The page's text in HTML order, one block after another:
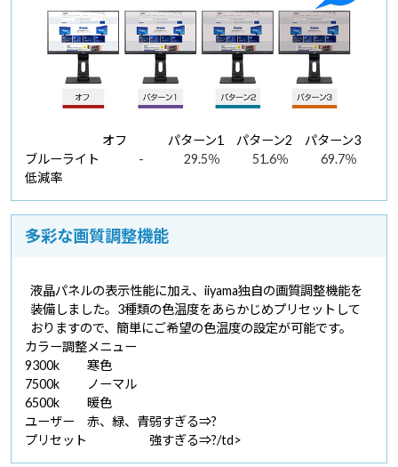
オフ パターン1 パターン2
パターン3
ブルーライト
低減率
- 29.5％ 51.6％ 69.7％
多彩な画質調整機能
液晶パネルの表示性能に加え、iiyama独自の画質調整機能を
装備しました。3種類の色温度をあらかじめプリセットして
おりますので、簡単にご希望の色温度の設定が可能です。
カラー調整メニュー
9300k
寒色
7500k
ノーマル
6500k
暖色
ユーザー
プリセット
赤、緑、青弱すぎる⇒?
強すぎる⇒?/td>